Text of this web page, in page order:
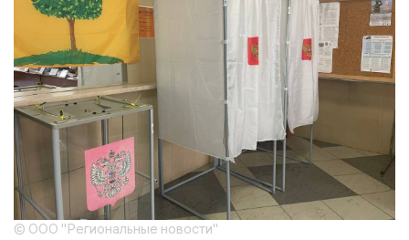
© ООО "Региональные новости"